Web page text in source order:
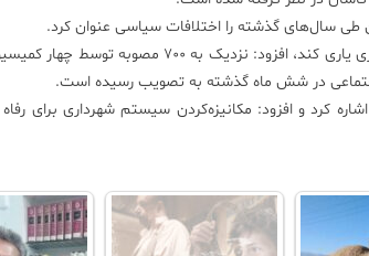
سال‌های گذشته را اختلافات سیاسی عنوان کرد.
وی با اشاره به این‌که وجود مجمع خیرین در شهر می‌تواند شورا را در توسعه شهری یاری کند،
در شش ماه گذشته به تصویب رسیده است.
کرد و افزود: مکانیزه‌کردن سیستم شهرداری برای